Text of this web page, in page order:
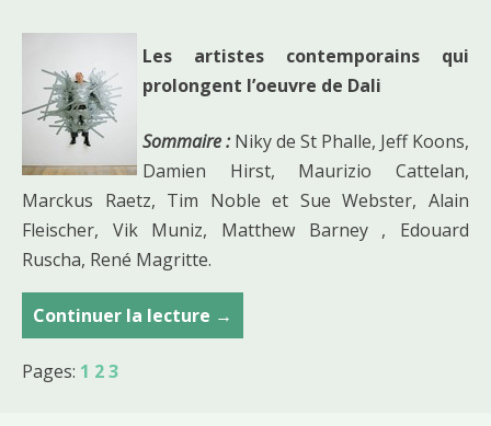
Les artistes contemporains qui
prolongent l’oeuvre de Dali
Sommaire :Niky de St Phalle, Jeff Koons,
Damien Hirst, Maurizio Cattelan,
Marckus Raetz, Tim Noble et Sue Webster, Alain
Fleischer, Vik Muniz, Matthew Barney , Edouard
Ruscha, René Magritte.
Continuer la lecture C
o
→
Pages: 1 23